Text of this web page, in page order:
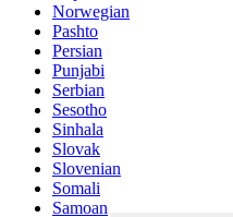
Norwegian
Pashto
Persian
Punjabi
Serbian
Sesotho
Sinhala
Slovak
Slovenian
Somali
Samoan